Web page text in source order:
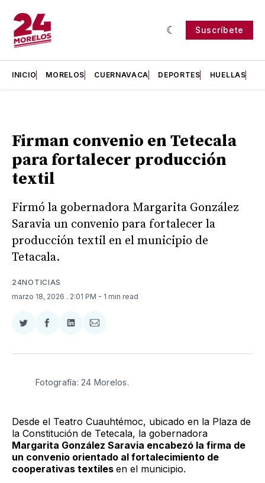
Suscríbete
INICIO MORELOS CUERNAVACA DEPORTES HUELLAS
Firman convenio en Tetecala
para fortalecer producción
textil
Firmó la gobernadora Margarita González
Saravia un convenio para fortalecer la
producción textil en el municipio de
Tetacala.
24NOTICIAS
marzo 18, 2026 . 2:01 PM - 1 min read
Compartir
Twitter
Compartir
Facebook
Compartir
LinkedIn
Compartir
Email
Fotografía: 24 Morelos.
Desde el Teatro Cuauhtémoc, ubicado en la Plaza de
la Constitución de Tetecala, la gobernadora
Margarita González Saravia encabezó la firma de
un convenio orientado al fortalecimiento de
cooperativas textiles en el municipio.